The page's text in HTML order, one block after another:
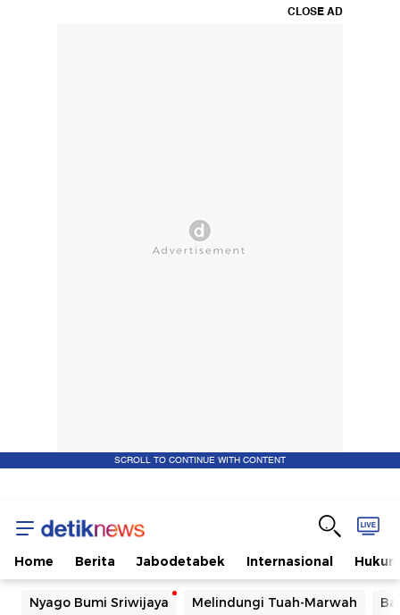
CLOSE AD
SCROLL TO CONTINUE WITH CONTENT
Home Berita Jabodetabek Internasional Hukum
Nyago Bumi Sriwijaya Melindungi Tuah-Marwah